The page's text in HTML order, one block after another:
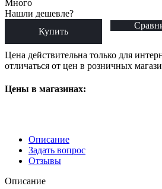
Много
Нашли дешевле?
Купить
Цена действительна только для
отличаться от цен в розничных
Цены в магазинах:
Описание
Задать вопрос
Отзывы
Описание